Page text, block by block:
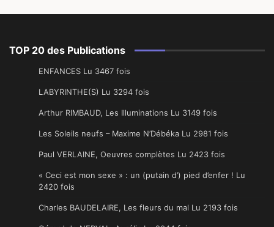
TOP 20 des Publications
ENFANCES Lu 3467 fois
LABYRINTHE(S) Lu 3294 fois
Arthur RIMBAUD, Les Illuminations Lu 3149 fois
Les Soleils neufs – Maxime N’Débéka Lu 2981 fois
Paul VERLAINE, Oeuvres complètes Lu 2423 fois
« Ceci est mon sexe » : un (putain d’) pied d’enfer ! Lu
2420 fois
Charles BAUDELAIRE, Les fleurs du mal Lu 2193 fois